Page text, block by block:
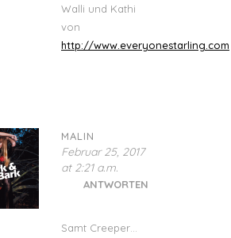
Walli und Kathi
von
http://www.everyonestarling.com
MALIN
Februar 25, 2017
at 2:21 a.m.
ANTWORTEN
Samt Creeper…